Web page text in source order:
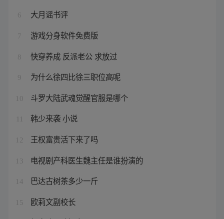
6 大月谣书评
7 游戏分身软件免费版
8 快穿养成 反派老公 求放过
9 为什么徐四比徐三职位高呢
10 斗罗大陆武魂觉醒官服是哪个
韩少来袭 小说
12 王权富贵活下来了吗
13 电视剧产科医生魏主任是谁扮演的
14 巴达古树茶多少一斤
15 欧莉文副校长